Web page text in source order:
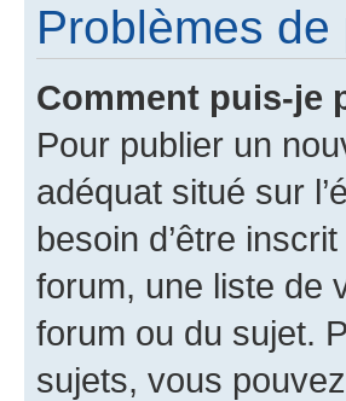
Problèmes
Comment puis-je
Pour publier un
adéquat situé sur
besoin d’être
forum, une liste de
forum ou du sujet.
sujets, vous